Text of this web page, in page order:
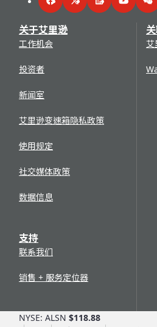
FacebookTwitterLinkedIn
关于艾里逊
工作机会
投资者
新闻室
艾里逊变速箱隐私政策
使用规定
社交媒体政策
数据信息
支持
联系我们
销售 + 服务定位器
艾
NYSE: ALSN $118.88